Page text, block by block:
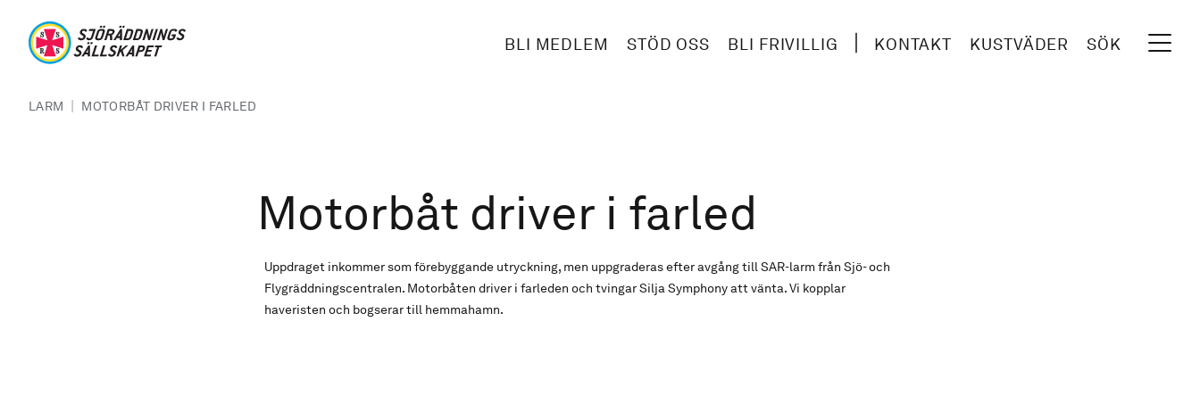
BLI MEDLEM STÖD OSS BLI FRIVILLIG KONTAKT KUSTVÄDER SÖK
LARM | MOTORBÅT DRIVER I FARLED
Motorbåt driver i farled
Uppdraget inkommer som förebyggande utryckning, men uppgraderas efter avgång till SAR-larm från Sjö- och
Flygräddningscentralen. Motorbåten driver i farleden och tvingar Silja Symphony att vänta. Vi kopplar
haveristen och bogserar till hemmahamn.